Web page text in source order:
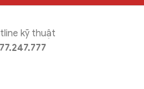
kỹ thuật